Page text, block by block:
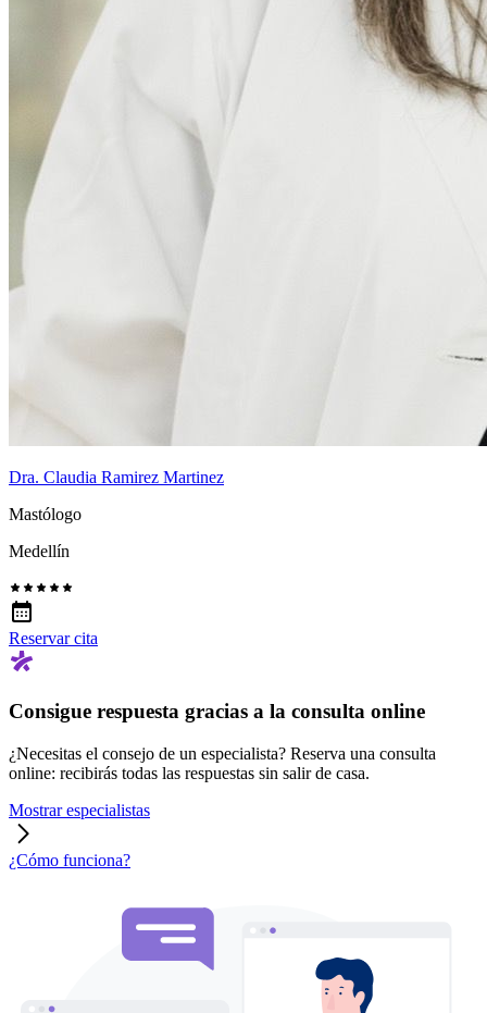
Dra. Claudia Ramirez Martinez
Mastólogo
Medellín
Reservar cita
Consigue respuesta gracias a la consulta online
¿Necesitas el consejo de un especialista? Reserva una consulta
online: recibirás todas las respuestas sin salir de casa.
Mostrar especialistas
¿Cómo funciona?